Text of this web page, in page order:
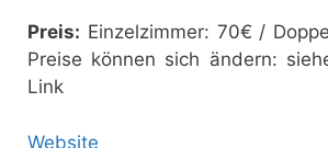
Preis: Einzelzimmer: 70€ /
Preise können sich ändern:
Link
Website